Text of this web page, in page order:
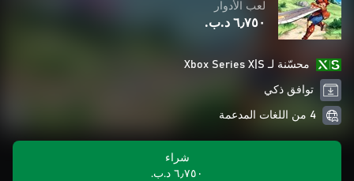
لعب الأدوار
٦٫٧٥٠ د.ب.‏
محسّنة لـ Xbox Series X|S
توافق ذكي
4 من اللغات المدعمة
شراء
٦٫٧٥٠ د.ب.‏